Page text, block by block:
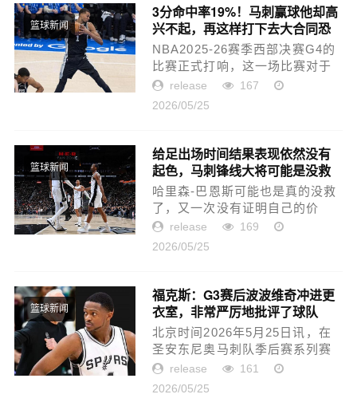
痊...
篮球新闻
3分命中率19%！马刺赢球他却高
兴不起，再这样打下去大合同恐
悬了
NBA2025-26赛季西部决赛G4的
比赛正式打响，这一场比赛对于
马刺队来说也算是一场“生死战”，
毕竟他们已经是1-2落后了，如果
release
167
2026/05/25
篮球新闻
给足出场时间结果表现依然没有
起色，马刺锋线大将可能是没救
了？
哈里森-巴恩斯可能也是真的没救
了，又一次没有证明自己的价
值。G4马刺也是对轮换阵容进行
了一些调整，给了巴恩斯更多的
罚球6...
release
169
2026/05/25
篮球新闻
福克斯：G3赛后波波维奇冲进更
衣室，非常严厉地批评了球队
北京时间2026年5月25日讯，在
圣安东尼奥马刺队季后赛系列赛
第4场大胜对手后，马刺球星福克
斯在场边采访中透露了前主帅波
release
161
2026/05/25